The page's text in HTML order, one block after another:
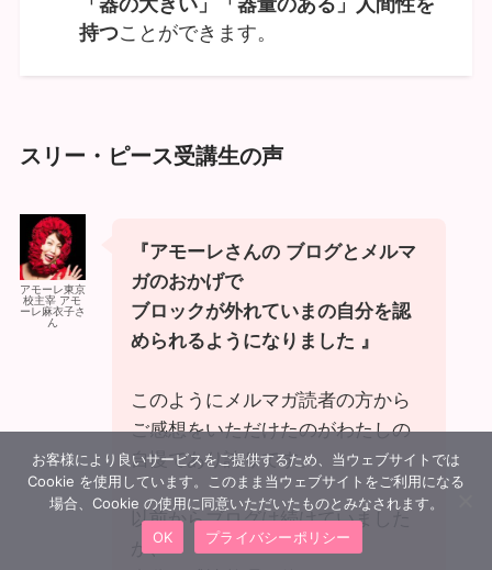
持つことができます。
スリー・ピース受講生の声
アモーレ東京
校主宰 アモ
ーレ麻衣子さ
ん
『アモーレさんの ブログとメルマ
ガのおかげで
ブロックが外れていまの自分を認
められるようになりました 』
このようにメルマガ読者の方から
ご感想をいただけたのがわたしの
自慢であり誇りです。
以前からブログは続けていました
が、
お客様により良いサービスをご提供するため、当ウェブサイトでは
Cookie を使用しています。このまま当ウェブサイトをご利用になる
場合、Cookie の使用に同意いただいたものとみなされます。
OK
プライバシーポリシー